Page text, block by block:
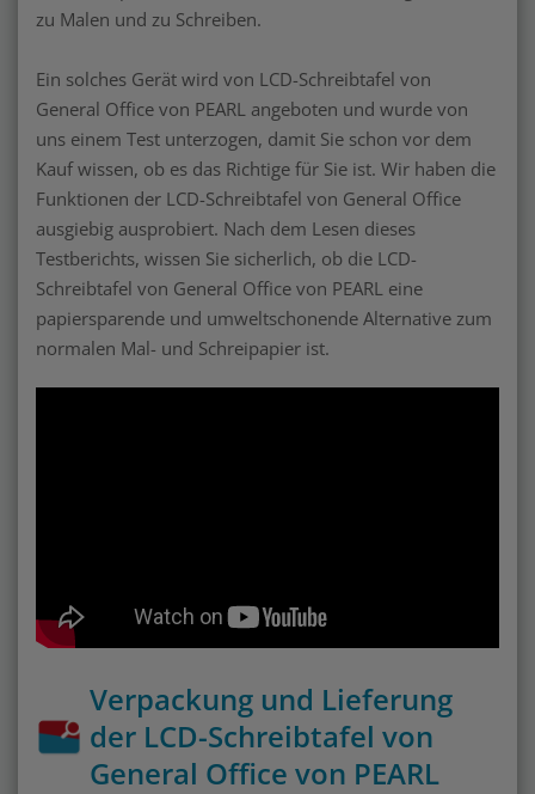
zu Malen und zu Schreiben.
Ein solches Gerät wird von LCD-Schreibtafel von
General Office von PEARL angeboten und wurde von
uns einem Test unterzogen, damit Sie schon vor dem
Kauf wissen, ob es das Richtige für Sie ist. Wir haben die
Funktionen der LCD-Schreibtafel von General Office
ausgiebig ausprobiert. Nach dem Lesen dieses
Testberichts, wissen Sie sicherlich, ob die LCD-
Schreibtafel von General Office von PEARL eine
papiersparende und umweltschonende Alternative zum
normalen Mal- und Schreipapier ist.
Verpackung und Lieferung
der LCD-Schreibtafel von
General Office von PEARL